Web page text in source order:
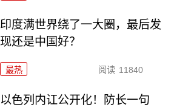
印度满世界绕了一大圈，最后发
现还是中国好？
最热 阅读 11840
以色列内讧公开化！防长一句